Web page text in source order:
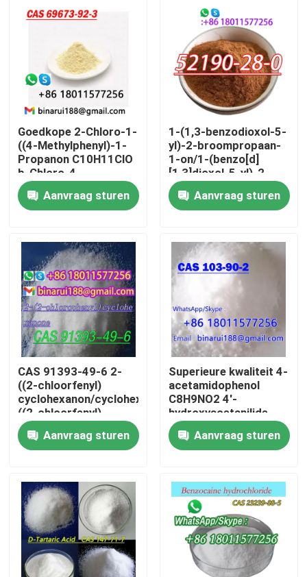
Thuis
Video's
Over ons
Fabriekstocht
Kwaliteitscontrole
Vraag een offerte
Dagelijkse chemische grondstoffen
Anorganische Chemische producten Grondstof
fijne chemische tussenpersonen
Goedkope 2-Chloro-1-
((4-Methylphenyl)-1-
Propanon C10H11ClO
b-Chloro-4-
methylpropiophenon
Cas 69673-92-3
Aanvraag sturen
1-(1,3-benzodioxol-5-
yl)-2-broompropaan-
1-on/1-(benzo[d]
[1,3]dioxol-5-yl)-2-
broompropaan-1-on
CAS 52190 -28-0
Aanvraag sturen
CAS 91393-49-6 2-
((2-chloorfenyl)
cyclohexanon/cyclohexanon,2-
((2-chloorfenyl)
Aanvraag sturen
Superieure kwaliteit 4-
acetamidophenol
C8H9NO2 4'-
hydroxyacetanilide
CAS 103-90-2
Aanvraag sturen